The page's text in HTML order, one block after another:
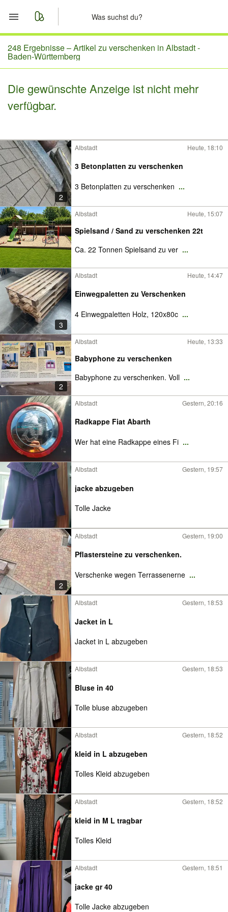
Start
Merkliste
Nachrichten
248 Ergebnisse –Artikel zu verschenken in Albstadt -
Baden-Württemberg
Die gewünschte Anzeige ist nicht mehr
verfügbar.
2
Albstadt Heute, 18:10
3 Betonplatten zu verschenken
3 Betonplatten zu verschenken ...
Albstadt Heute, 15:07
Spielsand / Sand zu verschenken 22t
Ca. 22 Tonnen Spielsand zu ver ...
3
Albstadt Heute, 14:47
Einwegpaletten zu Verschenken
4 Einwegpaletten Holz, 120x80c ...
2
Albstadt Heute, 13:33
Babyphone zu verschenken
Babyphone zu verschenken. Voll ...
Albstadt Gestern, 20:16
Radkappe Fiat Abarth
Wer hat eine Radkappe eines Fi ...
Albstadt Gestern, 19:57
jacke abzugeben
Tolle Jacke
2
Albstadt Gestern, 19:00
Pflastersteine zu verschenken.
Verschenke wegen Terrassenerne ...
Albstadt Gestern, 18:53
Jacket in L
Jacket in L abzugeben
Albstadt Gestern, 18:53
Bluse in 40
Tolle bluse abzugeben
Albstadt Gestern, 18:52
kleid in L abzugeben
Tolles Kleid abzugeben
Albstadt Gestern, 18:52
kleid in M L tragbar
Tolles Kleid
Albstadt Gestern, 18:51
jacke gr 40
Tolle Jacke abzugeben